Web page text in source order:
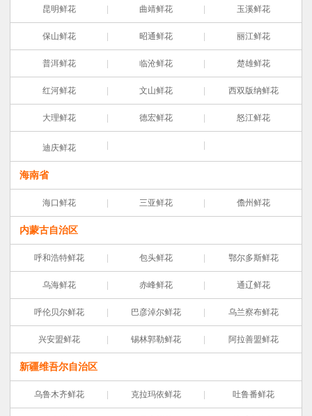
昆明鲜花 曲靖鲜花 玉溪鲜花
保山鲜花 昭通鲜花 丽江鲜花
普洱鲜花 临沧鲜花 楚雄鲜花
红河鲜花 文山鲜花 西双版纳鲜花
大理鲜花 德宏鲜花 怒江鲜花
迪庆鲜花
海南省
海口鲜花 三亚鲜花 儋州鲜花
内蒙古自治区
呼和浩特鲜花 包头鲜花 鄂尔多斯鲜花
乌海鲜花 赤峰鲜花 通辽鲜花
呼伦贝尔鲜花 巴彦淖尔鲜花 乌兰察布鲜花
兴安盟鲜花 锡林郭勒鲜花 阿拉善盟鲜花
新疆维吾尔自治区
乌鲁木齐鲜花 克拉玛依鲜花 吐鲁番鲜花